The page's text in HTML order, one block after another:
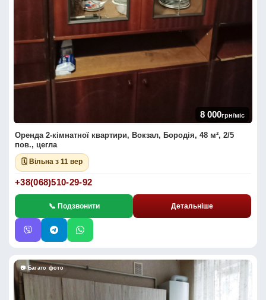
8 000грн/міс
Оренда 2-кімнатної квартири, Вокзал, Бородія, 48 м², 2/5
пов., цегла
🗓 Вільна з 11 вер
+38(068)510-29-92
📞 Подзвонити Детальніше
📷 Багато фото